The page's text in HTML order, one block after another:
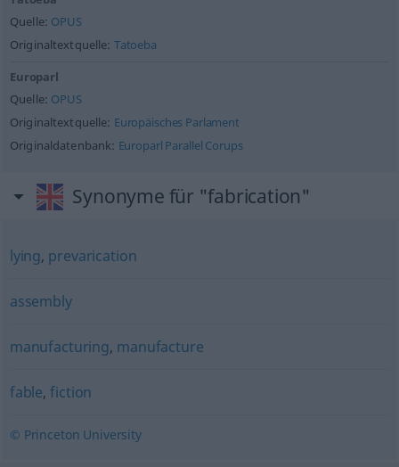
Quelle: OPUS
Originaltextquelle: Tatoeba
Europarl
Quelle: OPUS
Originaltextquelle: Europäisches Parlament
Originaldatenbank: Europarl Parallel Corups
Synonyme für "fabrication"
lying, prevarication
assembly
manufacturing, manufacture
fable,fiction
© Princeton University